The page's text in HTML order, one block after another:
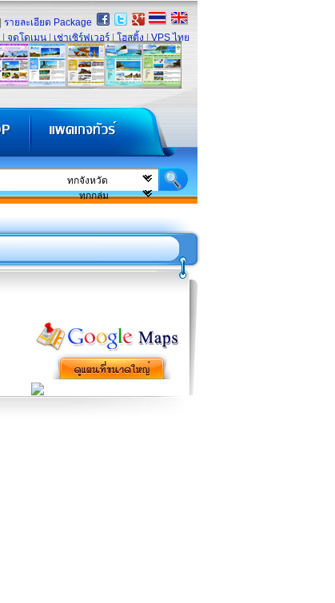
รายละเอียด Package
จดโดเมน เช่าเซิร์ฟเวอร์ โฮสติ้ง VPS ไทย